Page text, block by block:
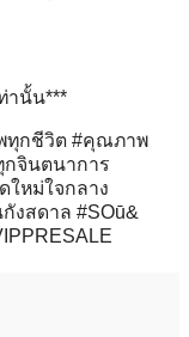
านั้น***
ทุกชีวิต #คุณภาพ
กจินตนาการ
ใหม่ใจกลาง
สดาล #SOū&